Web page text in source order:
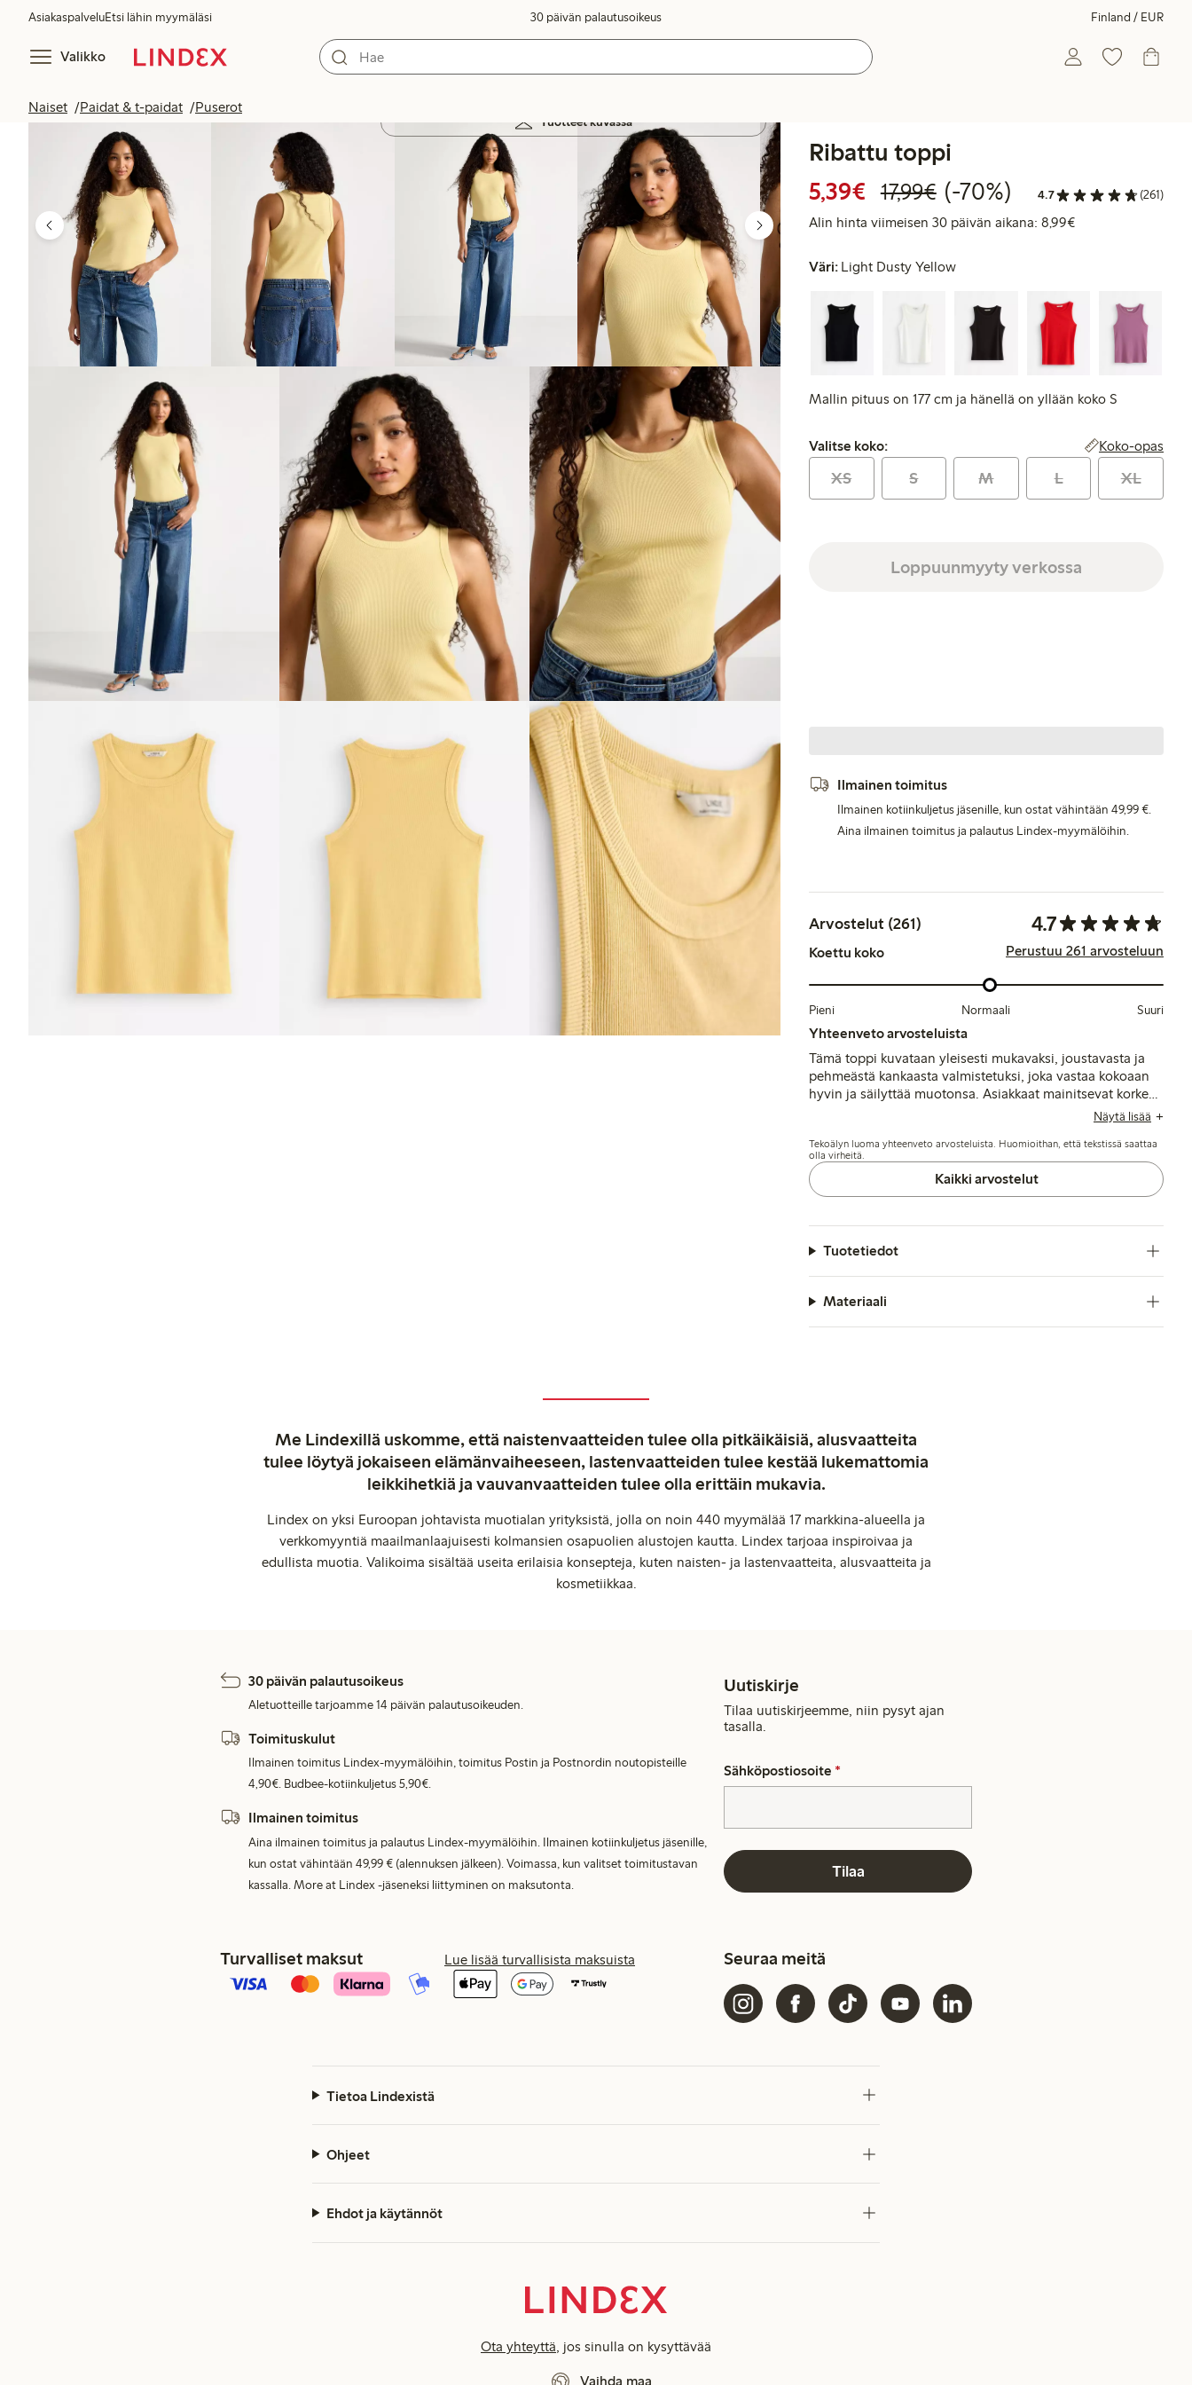
AsiakaspalveluEtsi lähin myymäläsi 30 päivän palautusoikeus Finland / EUR
Valikko
Naiset Paidat & t-paidat Puserot
Tuotteet kuvassa
Ribattu toppi
5,39€ Alennettu hinta: 5,39 €
17,99€Normaalihinta: 17,99 €
70% alennus
(-70%) 4.7 (261)
Alin hinta viimeisen 30 päivän aikana: 8,99€Alin hinta
Väri: Light Dusty Yellow
Mallin pituus on 177 cm ja hänellä on yllään koko S
Valitse koko:
Valitse koko: Koko-opas
XS S M L XL
Loppuunmyyty verkossa
Ilmainen toimitus
Ilmainen kotiinkuljetus jäsenille, kun ostat vähintään 49,99 €.
Aina ilmainen toimitus ja palautus Lindex-myymälöihin.
Arvostelut (261) 4.7
Koettu koko Perustuu 261 arvosteluun
Pieni Normaali Suuri
Yhteenveto arvosteluista
Tämä toppi kuvataan yleisesti mukavaksi, joustavasta ja
pehmeästä kankaasta valmistetuksi, joka vastaa kokoaan
hyvin ja säilyttää muotonsa. Asiakkaat mainitsevat korkean
pääntien ja imartelevan istuvuuden, vaikka osa kokee
jälkeen kainaloiden alta saattaa ajoittain löystyä.
Näytä lisää
Tekoälyn luoma yhteenveto arvosteluista. Huomioithan, että tekstissä saattaa
olla virheitä.
Kaikki arvostelut
Tuotetiedot
Materiaali
Me Lindexillä uskomme, että naistenvaatteiden tulee olla pitkäikäisiä, alusvaatteita
tulee löytyä jokaiseen elämänvaiheeseen, lastenvaatteiden tulee kestää lukemattomia
leikkihetkiä ja vauvanvaatteiden tulee olla erittäin mukavia.
Lindex on yksi Euroopan johtavista muotialan yrityksistä, jolla on noin 440 myymälää 17 markkina-alueella ja
verkkomyyntiä maailmanlaajuisesti kolmansien osapuolien alustojen kautta. Lindex tarjoaa inspiroivaa ja
edullista muotia. Valikoima sisältää useita erilaisia konsepteja, kuten naisten- ja lastenvaatteita, alusvaatteita ja
kosmetiikkaa.
30 päivän palautusoikeus
Aletuotteille tarjoamme 14 päivän palautusoikeuden.
Toimituskulut
Ilmainen toimitus Lindex-myymälöihin, toimitus Postin ja Postnordin noutopisteille
4,90€. Budbee-kotiinkuljetus 5,90€.
Ilmainen toimitus
Aina ilmainen toimitus ja palautus Lindex-myymälöihin. Ilmainen kotiinkuljetus jäsenille,
kun ostat vähintään 49,99 € (alennuksen jälkeen). Voimassa, kun valitset toimitustavan
kassalla. More at Lindex -jäseneksi liittyminen on maksutonta.
Uutiskirje
Tilaa uutiskirjeemme, niin pysyt ajan
tasalla.
Sähköpostiosoite *
Tilaa
Turvalliset maksut Lue lisää turvallisista maksuista Seuraa meitä
Tietoa Lindexistä
Ohjeet
Ehdot ja käytännöt
Ota yhteyttä , jos sinulla on kysyttävää
Vaihda maa